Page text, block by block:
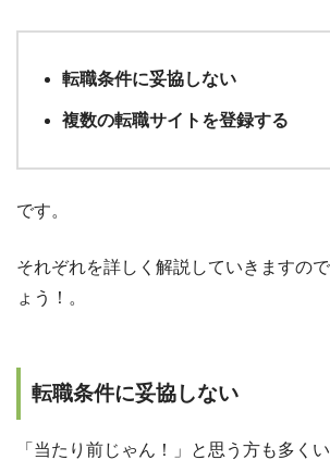
転職条件に妥協しない
複数の転職サイトを登録する
です。
それぞれを詳しく解説していきますの
ょう！。
転職条件に妥協しない
「当たり前じゃん！」と思う方も多く